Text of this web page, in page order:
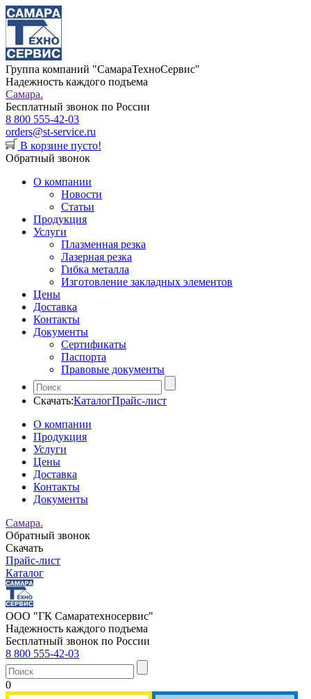
Группа компаний "СамараТехноСервис"
Надежность каждого подъема
Самара.
Бесплатный звонок по России
8 800 555-42-03
orders@st-service.ru
В корзине пусто!
Обратный звонок
О компании
Новости
Статьи
Продукция
Услуги
Плазменная резка
Лазерная резка
Гибка металла
Изготовление закладных элементов
Цены
Доставка
Контакты
Документы
Сертификаты
Паспорта
Правовые документы
Скачать:КаталогПрайс-лист
О компании
Продукция
Услуги
Цены
Доставка
Контакты
Документы
Самара.
Обратный звонок
Скачать
Прайс-лист
Каталог
ООО "ГК Самаратехносервис"
Надежность каждого подъема
Бесплатный звонок по России
8 800 555-42-03
0